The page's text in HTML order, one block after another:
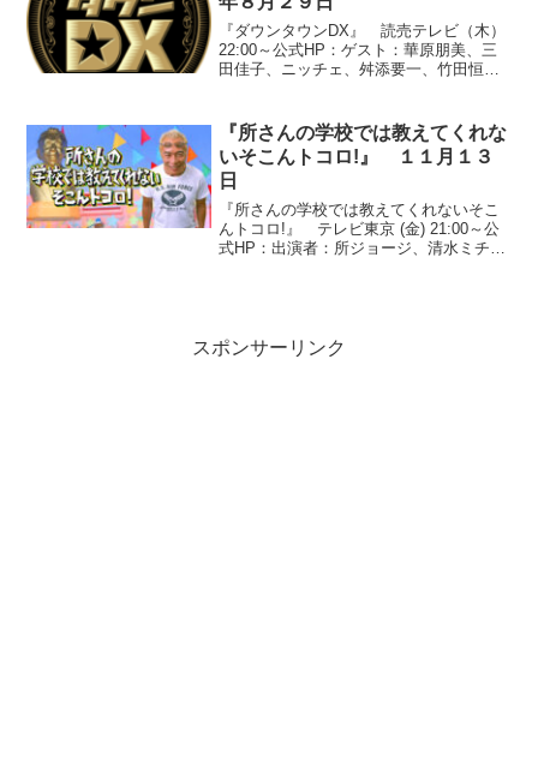
『ダウンタウンDX』 読売テレビ（木）
22:00～公式HP：ゲスト：華原朋美、三
田佳子、ニッチェ、舛添要一、竹田恒
い！見せたい！スターのDX』○『三田佳
子の芸歴５３年...
『所さんの学校では教えてくれな
いそこんトコロ!』 １１月１３
日
『所さんの学校では教えてくれないそこ
んトコロ!』 テレビ東京 (金) 21:00～公
式HP：出演者：所ジョージ、清水ミチ
スポンサーリンク